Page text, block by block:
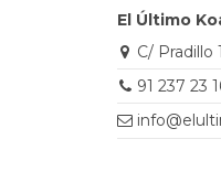
El Último
C/
91 237 23